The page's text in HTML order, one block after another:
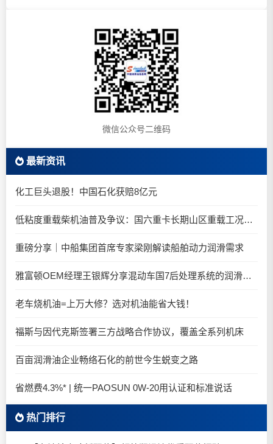
微信公众号二维码
最新资讯
化工巨头退股！中国石化获赔8亿元
低粘度重载柴机油普及争议：国六重卡长期山区重载工况是否适合0W-20柴油机油？
重磅分享｜中船集团首席专家梁刚解读船舶动力润滑需求
雅富顿OEM经理王银辉分享混动车国7后处理系统的润滑油要求
老车烧机油=上万大修？选对机油能省大钱！
福斯与因代克斯签署三方战略合作协议，覆盖全系列机床
百亩润滑油企业畅络石化的前世今生蜕变之路
省燃费4.3%* | 统一PAOSUN 0W-20用认证和标准说话
热门排行